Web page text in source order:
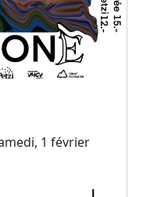
1 février